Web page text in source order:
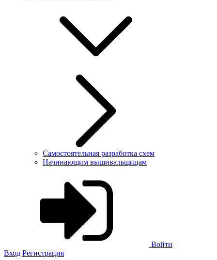
Самостоятельная разработка схем
Начинающим вышивальщицам
Войти
Вход Регистрация